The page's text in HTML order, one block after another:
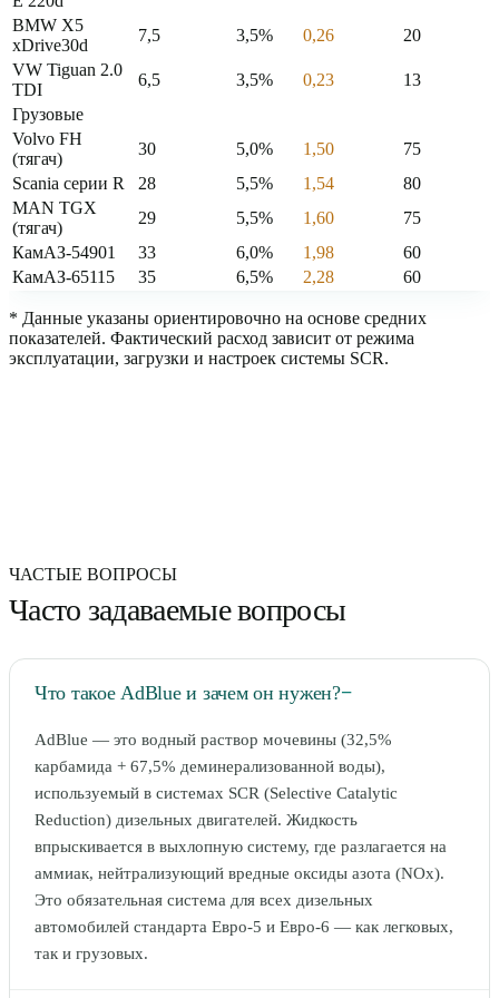
BMW X5
xDrive30d
7,5 3,5% 0,26
20
VW Tiguan 2.0
TDI
6,5 3,5% 0,23
13
Грузовые
Volvo FH
(тягач)
30 5,0% 1,50
75
Scania серии R
28 5,5% 1,54
80
MAN TGX
(тягач)
29 5,5% 1,60
75
КамАЗ-54901
33 6,0% 1,98
60
КамАЗ-65115
35 6,5% 2,28 60
* Данные указаны ориентировочно на основе средних
показателей. Фактический расход зависит от режима
эксплуатации, загрузки и настроек системы SCR.
ЧАСТЫЕ ВОПРОСЫ
Часто задаваемые вопросы
Что такое AdBlue и зачем он нужен?−
AdBlue — это водный раствор мочевины (32,5%
карбамида + 67,5% деминерализованной воды),
используемый в системах SCR (Selective Catalytic
Reduction) дизельных двигателей. Жидкость
впрыскивается в выхлопную систему, где разлагается на
аммиак, нейтрализующий вредные оксиды азота (NOx).
Это обязательная система для всех дизельных
автомобилей стандарта Евро-5 и Евро-6 — как легковых,
так и грузовых.